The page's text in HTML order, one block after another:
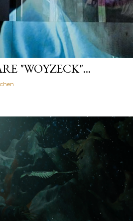
"WOYZECK"...